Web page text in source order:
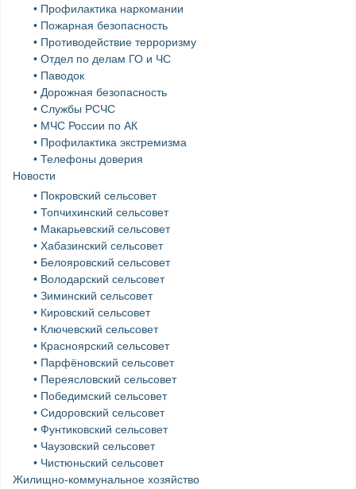
• Профилактика наркомании
• Пожарная безопасность
• Противодействие терроризму
• Отдел по делам ГО и ЧС
• Паводок
• Дорожная безопасность
• Службы РСЧС
• МЧС России по АК
• Профилактика экстремизма
• Телефоны доверия
Новости
• Покровский сельсовет
• Топчихинский сельсовет
• Макарьевский сельсовет
• Хабазинский сельсовет
• Белояровский сельсовет
• Володарский сельсовет
• Зиминский сельсовет
• Кировский сельсовет
• Ключевский сельсовет
• Красноярский сельсовет
• Парфёновский сельсовет
• Переясловский сельсовет
• Победимский сельсовет
• Сидоровский сельсовет
• Фунтиковский сельсовет
• Чаузовский сельсовет
• Чистюньский сельсовет
Жилищно-коммунальное хозяйство